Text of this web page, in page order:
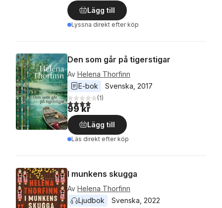
Lägg till
Lyssna direkt efter köp
Den som går på tigerstigar
Av Helena Thorfinn
E-bok
Svenska 2017
4,0utav 5 stjärnor. Totalt antal röster:
(1)
99 kr
Lägg till
Läs direkt efter köp
I munkens skugga
Av Helena Thorfinn
Ljudbok
Svenska 2022